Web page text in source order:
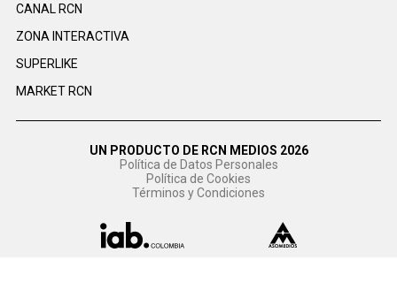
CANAL RCN
ZONA INTERACTIVA
SUPERLIKE
MARKET RCN
UN PRODUCTO DE RCN MEDIOS 2026
Política de Datos Personales
Política de Cookies
Términos y Condiciones